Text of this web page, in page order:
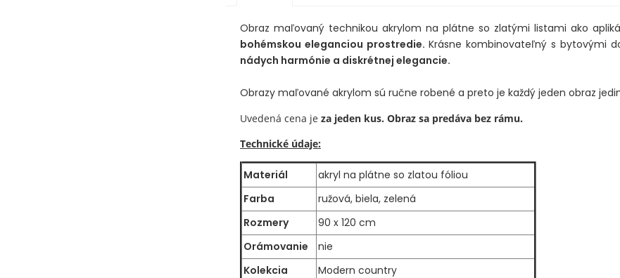
Obraz maľovaný technikou akrylom na plátne so zlatými listami ako
bohémskou eleganciou prostredie.Krásne kombinovateľný s bytovými
nádych harmónie a diskrétnej elegancie.
Obrazy maľované akrylom sú ručne robené a preto je každý jeden obraz
Uvedená cena je za jeden kus. Obraz sa predáva bez rámu.
Technické údaje:
Materiál
akryl na plátne so zlatou fóliou
Farba
ružová, biela, zelená
Rozmery
90 x 120 cm
Orámovanie
nie
Kolekcia
Modern country